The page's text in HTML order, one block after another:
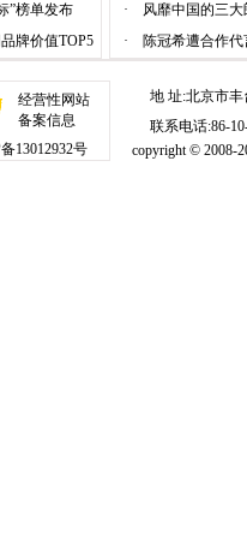
”榜单发布
牌价值TOP5
·
风靡中国的三
·
陈冠希遭合作
经营性网站
备案信息
13012932号
地 址:北京市
联系电话:86-
copyright © 2008-